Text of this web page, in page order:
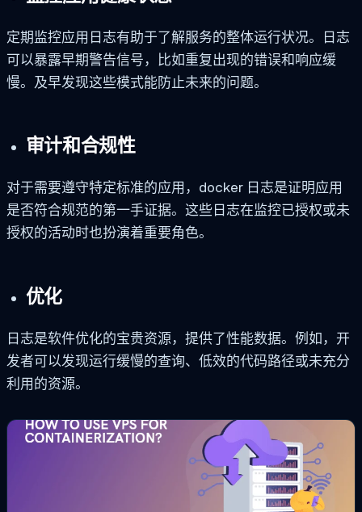
定期监控应用日志有助于了解服务的整体运行状况。日志
可以暴露早期警告信号，比如重复出现的错误和响应缓
慢。及早发现这些模式能防止未来的问题。
审计和合规性
对于需要遵守特定标准的应用，docker 日志是证明应用
是否符合规范的第一手证据。这些日志在监控已授权或未
授权的活动时也扮演着重要角色。
优化
日志是软件优化的宝贵资源，提供了性能数据。例如，开
发者可以发现运行缓慢的查询、低效的代码路径或未充分
利用的资源。